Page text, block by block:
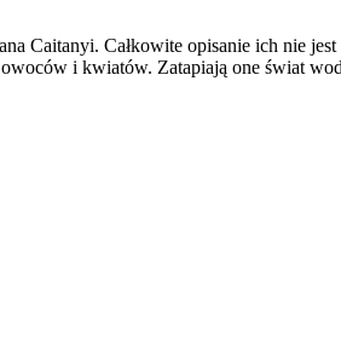
Caitanyi. Całkowite opisanie ich nie
i kwiatów. Zatapiają one świat